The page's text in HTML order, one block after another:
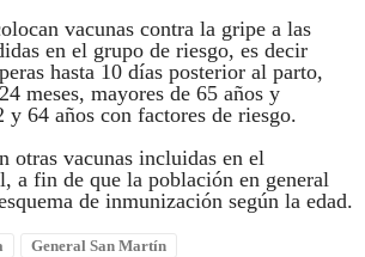
vacunas contra la gripe a las
en el grupo de riesgo, es decir
hasta 10 días posterior al parto,
meses, mayores de 65 años y
y 64 años con factores de riesgo.
otras vacunas incluidas en el
a fin de que la población en general
de inmunización según la edad.
General San Martín